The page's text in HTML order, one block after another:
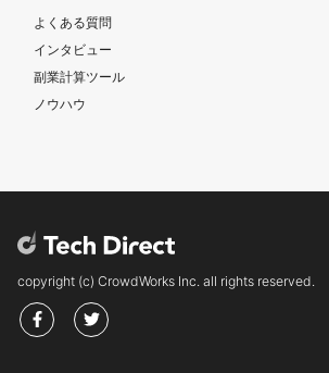
よくある質問
インタビュー
副業計算ツール
ノウハウ
copyright (c) CrowdWorks Inc. all rights reserved.